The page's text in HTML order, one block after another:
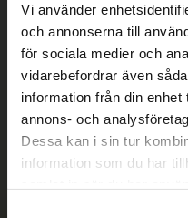
Vi använder
och annonserna till
för sociala medier och
vidarebefordrar även
information från din
annons- och
Dessa kan i sin tur
information som du har
||
||
Hämta på